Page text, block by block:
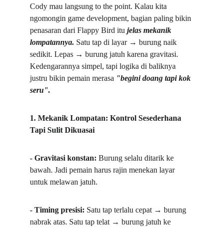
Cody mau langsung to the point. Kalau kita
ngomongin game development, bagian paling bikin
penasaran dari Flappy Bird itu jelas mekanik
lompatannya. Satu tap di layar → burung naik
sedikit. Lepas → burung jatuh karena gravitasi.
Kedengarannya simpel, tapi logika di baliknya
justru bikin pemain merasa "begini doang tapi kok
seru".
1. Mekanik Lompatan: Kontrol Sesederhana
Tapi Sulit Dikuasai
- Gravitasi konstan: Burung selalu ditarik ke
bawah. Jadi pemain harus rajin menekan layar
untuk melawan jatuh.
- Timing presisi: Satu tap terlalu cepat → burung
nabrak atas. Satu tap telat → burung jatuh ke